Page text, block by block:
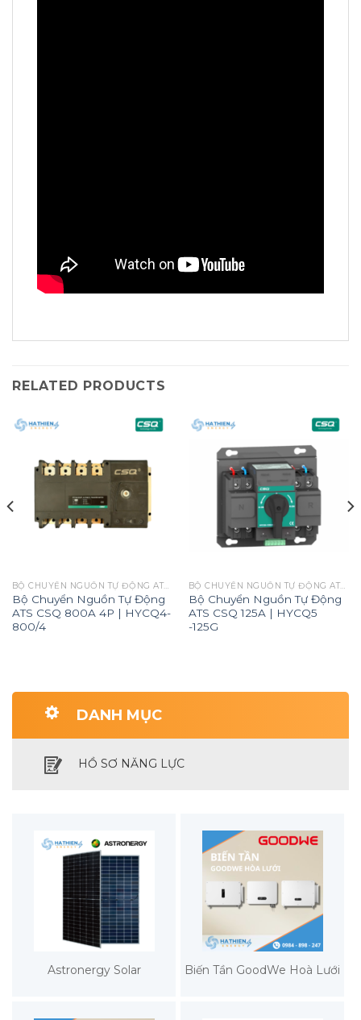
RELATED PRODUCTS
BỘ CHUYỂN NGUỒN TỰ ĐỘNG ATS CHÍNH HÃNG CSQ
Bộ Chuyển Nguồn Tự Động
ATS CSQ 800A 4P | HYCQ4-
800/4
BỘ CHUYỂN NGUỒN TỰ ĐỘNG ATS CHÍNH HÃNG CSQ
Bộ Chuyển Nguồn Tự Động
ATS CSQ 125A | HYCQ5
-125G
DANH MỤC
HỒ SƠ NĂNG LỰC
Astronergy Solar Biến Tần GoodWe Hoà Lưới